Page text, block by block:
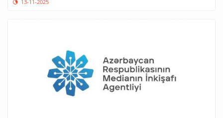
13-11-2025